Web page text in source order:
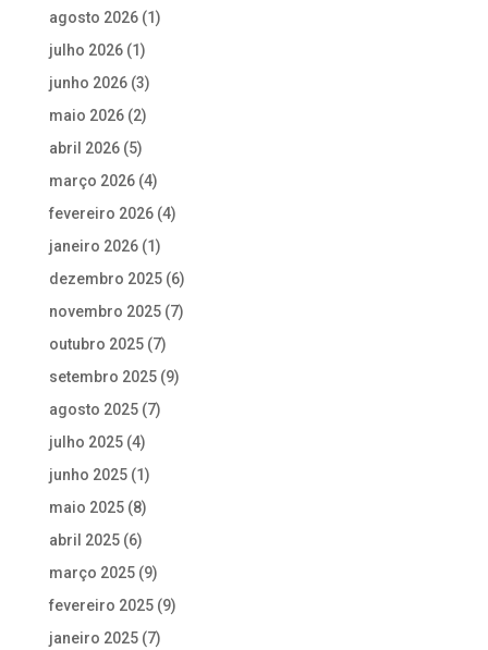
agosto 2026(1)
julho 2026(1)
junho 2026(3)
maio 2026(2)
abril 2026(5)
março 2026(4)
fevereiro 2026(4)
janeiro 2026(1)
dezembro 2025(6)
novembro 2025(7)
outubro 2025(7)
setembro 2025(9)
agosto 2025(7)
julho 2025(4)
junho 2025(1)
maio 2025(8)
abril 2025(6)
março 2025(9)
fevereiro 2025(9)
janeiro 2025(7)